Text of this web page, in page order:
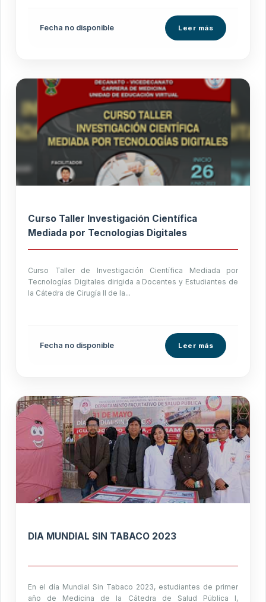
Fecha no disponible Leer más
Curso Taller Investigación Científica
Mediada por Tecnologías Digitales
Curso Taller de Investigación Científica Mediada por
Tecnologías Digitales dirigida a Docentes y Estudiantes de
la Cátedra de Cirugía II de la...
Fecha no disponible Leer más
DIA MUNDIAL SIN TABACO 2023
En el día Mundial Sin Tabaco 2023, estudiantes de primer
año de Medicina de la Cátedra de Salud Pública I,